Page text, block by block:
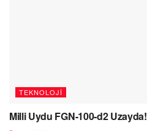
TEKNOLOJI
Milli Uydu FGN-100-d2 Uzayda!